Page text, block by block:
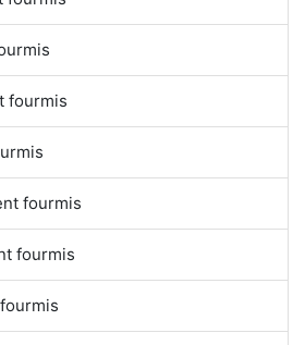
fourmis
fourmis
fourmis